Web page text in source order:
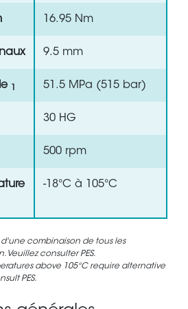
16.95 Nm
9.5 mm
51.5 MPa (515 bar)
30 HG
500 rpm
-18°C à 105°C
combinaison de tous les
consulter PES.
above 105°C require alternative
PES.